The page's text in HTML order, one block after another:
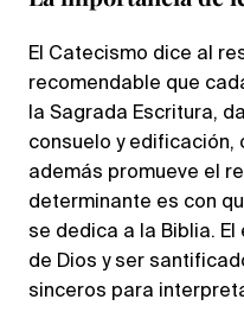
El Catecismo dice al
recomendable que
la Sagrada Escritura,
consuelo y edificación,
además promueve el
determinante es con
se dedica a la Biblia.
de Dios y ser
sinceros para